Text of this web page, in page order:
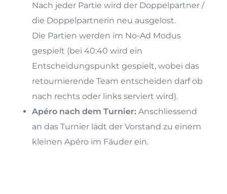
Nach jeder Partie wird der Doppelpartner /
die Doppelpartnerin neu ausgelost.
Die Partien werden im No-Ad Modus
gespielt (bei 40:40 wird ein
Entscheidungspunkt gespielt, wobei das
retournierende Team entscheiden darf ob
nach rechts oder links serviert wird).
Apéro nach dem Turnier: Anschliessend
an das Turnier lädt der Vorstand zu einem
kleinen Apéro im Fäuder ein.